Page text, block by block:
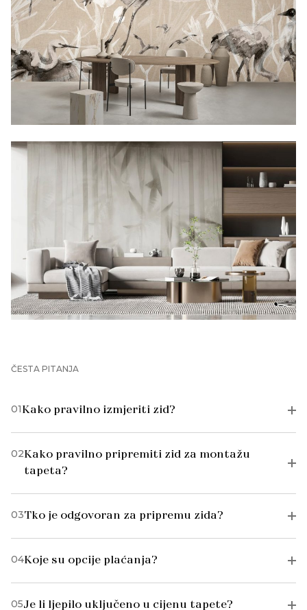
ČESTA PITANJA
01Kako pravilno izmjeriti zid?
02Kako pravilno pripremiti zid za montažu
tapeta?
03Tko je odgovoran za pripremu zida?
04Koje su opcije plaćanja?
05Je li ljepilo uključeno u cijenu tapete?